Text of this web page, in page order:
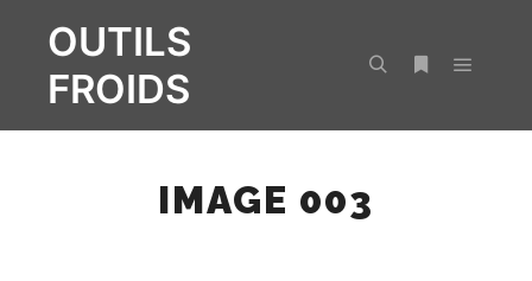
OUTILS
FROIDS
IMAGE 003